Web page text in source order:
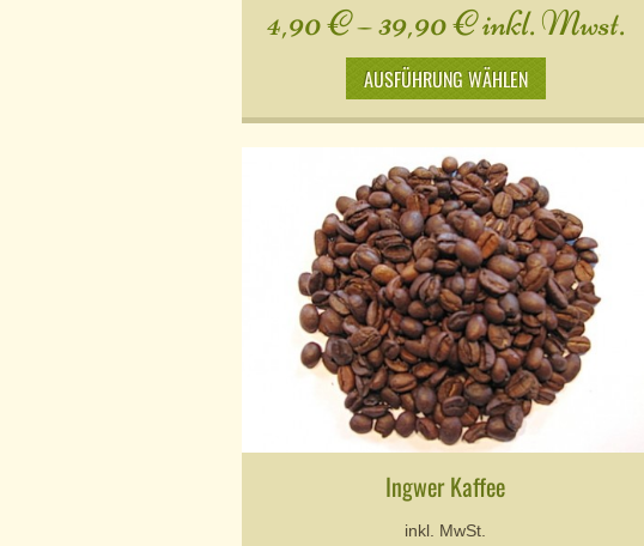
4,90€–39,90€inkl. Mwst.
AUSFÜHRUNG WÄHLEN
Ingwer Kaffee
inkl. MwSt.